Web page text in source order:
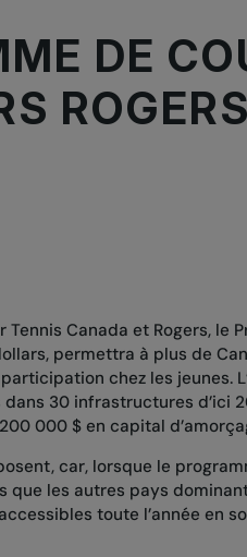
DE
ROGERS
Canada et Rogers, le
permettra à plus de
chez les jeunes.
30 infrastructures d’ici
000 $ en capital
car, lorsque le
que les autres pays
toute l’année en